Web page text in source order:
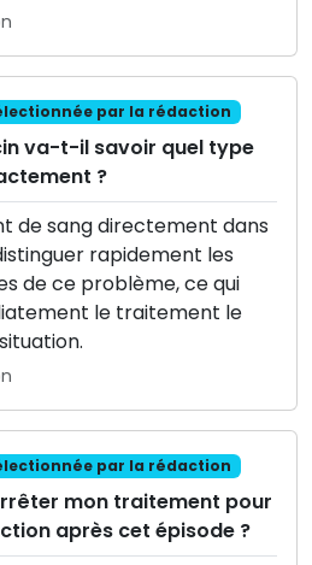
par la rédaction
va-t-il savoir quel type
?
de sang directement dans
rapidement les
de ce problème, ce qui
le traitement le
par la rédaction
mon traitement pour
après cet épisode ?